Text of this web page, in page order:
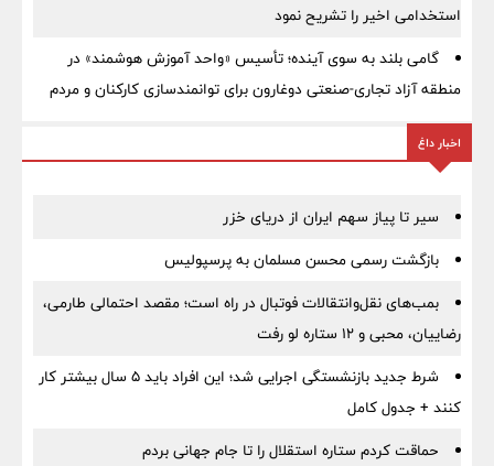
استخدامی اخیر را تشریح نمود
گامی بلند به سوی آینده؛ تأسیس «واحد آموزش هوشمند» در
منطقه آزاد تجاری-صنعتی دوغارون برای توانمندسازی کارکنان و مردم
اخبار داغ
سیر تا پیاز سهم ایران از دریای خزر
بازگشت رسمی محسن مسلمان به پرسپولیس
بمب‌های نقل‌وانتقالات فوتبال در راه است؛ مقصد احتمالی طارمی،
رضاییان، محبی و ۱۲ ستاره لو رفت
شرط جدید بازنشستگی اجرایی شد؛ این افراد باید ۵ سال بیشتر کار
کنند + جدول کامل
حماقت کردم ستاره استقلال را تا جام جهانی بردم